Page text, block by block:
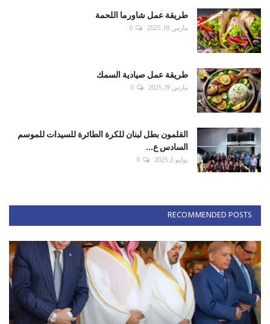
طريقة عمل شاورما اللحمة
مارس 18, 2025 0
طريقة عمل صيادية السمك
مارس 19, 2025 0
القلمون بطل لبنان للكرة الطائرة للسيدات للموسم
السادس ع...
يوليو 3, 2025 0
RECOMMENDED POSTS